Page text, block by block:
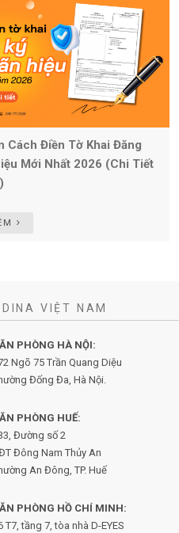
Cách Điền Tờ Khai Đăng
Mới Nhất 2026 (Chi Tiết
VIỆT NAM
PHÒNG HÀ NỘI:
Ngõ 75 Trần Quang Diệu
Đống Đa, Hà Nội.
PHÒNG HUẾ:
Đường số 2
Đông Nam Thủy An
An Đông, TP. Huế
PHÒNG HỒ CHÍ MINH:
T7, tầng 7, tòa nhà D-EYES